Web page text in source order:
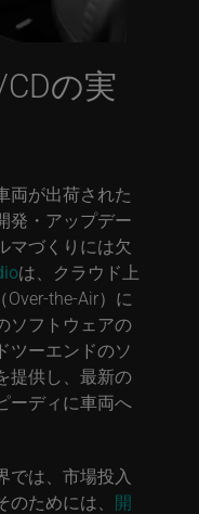
の実
両が出荷された
発・アップデー
マづくりには欠
は、クラウド上
the-Air）に
ソフトウェアの
ツーエンドのソ
提供し、最新の
ーディに車両へ
では、市場投入
ためには、 開